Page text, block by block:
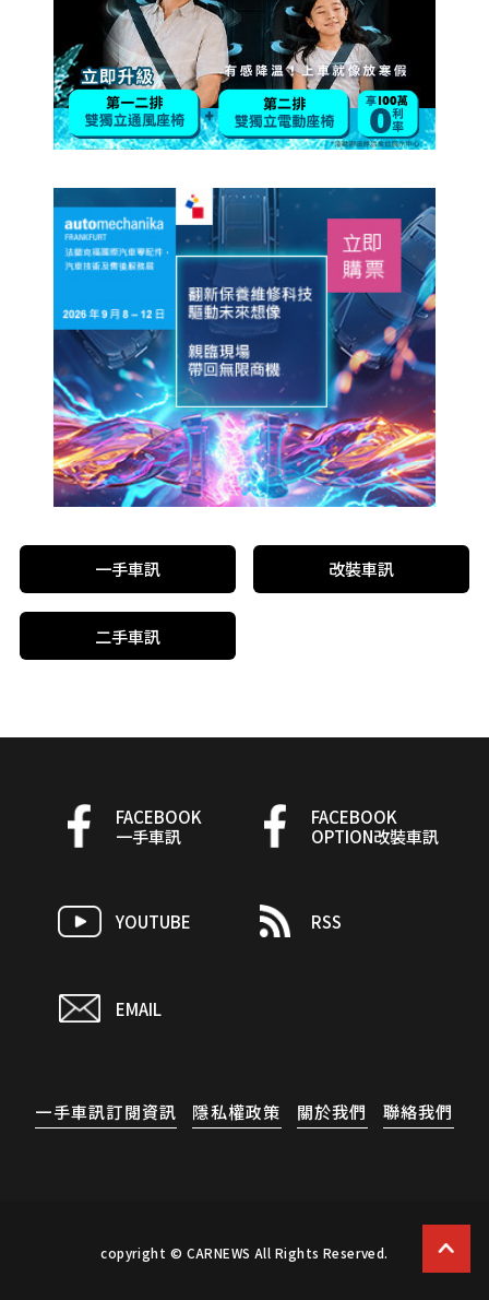
一手車訊 改裝車訊
二手車訊
FACEBOOK
一手車訊
FACEBOOK
OPTION改裝車訊
YOUTUBE RSS
EMAIL
一手車訊訂閱資訊 隱私權政策 關於我們 聯絡我們
copyright © CARNEWS All Rights Reserved.